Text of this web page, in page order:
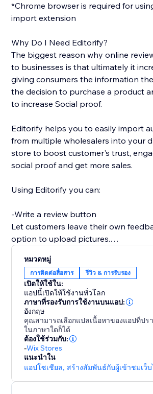
*Chrome browser is required for
import extension
Why Do I Need Editorify?
The biggest reason why online
to businesses is that ultimately it
giving consumers the information
the decision to purchase a product
to increase Social proof.
Editorify helps you to easily import
from multiple wholesalers into your
store to boost customer's trust,
social proof and get more sales.
Using Editorify you can:
-Write a review button
Let customers leave their own
option to upload pictures.
-Rate filter
-Keyword Blacklist
Filter reviews that contain specific
-Import Photos and Videos directly
page.
หมวดหมู่
การติดต่อสื่อสาร รีวิว & การรับรอง
เปิดให้ใช้ใน:
แอปนี้เปิดให้ใช้งานทั่วโลก
ภาษาที่รองรับการใช้งานบนแอป:
อังกฤษ
คุณสามารถเลือกแปลเนื้อหาของแอปที่ปร
ในภาษาใดก็ได้
ต้องใช้ร่วมกับ:
-Wix Stores
แนะนำใน
แอปโซเชียล, สร้างสัมพันธ์กับผู้เข้าชมเว็